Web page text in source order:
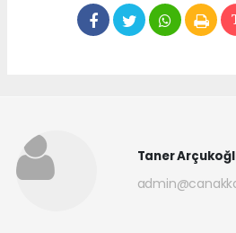
Taner